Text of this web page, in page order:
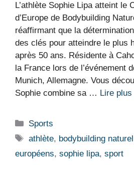
L’athlète Sophie Lipa atteint le
d’Europe de Bodybuilding
réaffirmant que la
des clés pour atteindre le plus
après 50 ans. Résidente à
la France lors de l’événement
Munich, Allemagne. Vous
Sophie combine sa … Lire plus
Catégories
Sports
Étiquettes
athlète, bodybuilding naturel
européens, sophie lipa, sport